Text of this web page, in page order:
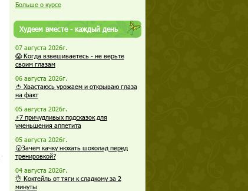
Больше о курсе
Худеем вместе - каждый день
07 августа 2026г.
😱 Когда взвешиваетесь - не верьте
своим глазам
06 августа 2026г.
🍅 Хвастаюсь урожаем и открываю глаза
на факт
05 августа 2026г.
⚡7 причудливых подсказок для
уменьшения аппетита
05 августа 2026г.
😮Зачем качку нюхать шоколад перед
тренировкой?
04 августа 2026г.
👌 Коктейль от тяги к сладкому за 2
минуты